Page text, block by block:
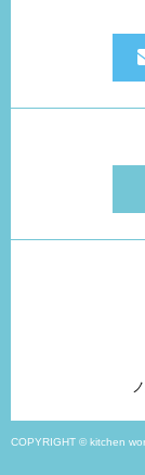
COPYRIGHT © kitchen